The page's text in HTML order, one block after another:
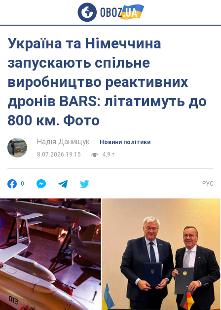
Україна та Німеччина
запускають спільне
виробництво реактивних
дронів BARS: літатимуть до
800 км. Фото
Надія Данищук
Новини політики
8.07.2026 19:15
4,9 т.
0 РУС